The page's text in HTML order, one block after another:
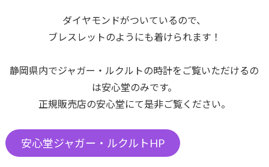
ダイヤモンドがついているので、
ブレスレットのようにも着けられます！
静岡県内でジャガー・ルクルトの時計をご覧いただけるの
は安心堂のみです。
正規販売店の安心堂にて是非ご覧ください。
安心堂ジャガー・ルクルトHP